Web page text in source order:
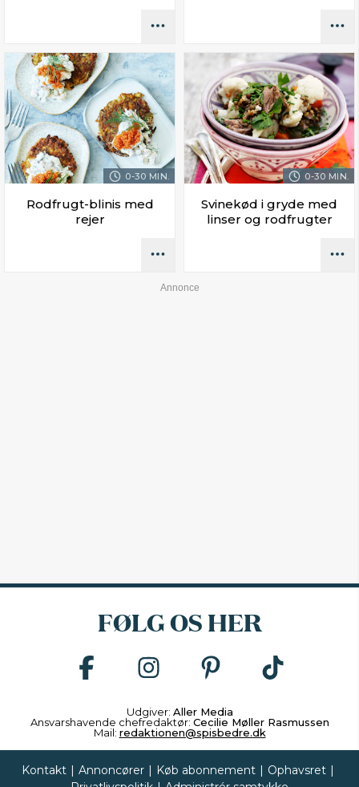
0-30 MIN.
Rodfrugt-blinis med
rejer
0-30 MIN.
Svinekød i gryde med
linser og rodfrugter
FØLG OS HER
Udgiver: Aller Media
Ansvarshavende chefredaktør: Cecilie Møller Rasmussen
Mail: redaktionen@spisbedre.dk
Kontakt | Annoncører | Køb abonnement | Ophavsret |